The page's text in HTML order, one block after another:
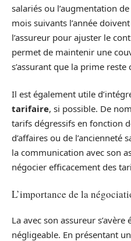
salariés ou l’augmentation
mois suivants l’année
l’assureur pour ajuster le
permet de maintenir une
s’assurant que la prime reste
Il est également utile
tarifaire, si possible. De
tarifs dégressifs en fonction
d’affaires ou de l’ancienneté
la communication avec son
négocier efficacement des
L’importance de la
La avec son assureur
négligeable. En présentant